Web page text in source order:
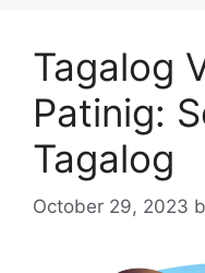
Tagalog
Patinig:
Tagalog
October 29, 2023